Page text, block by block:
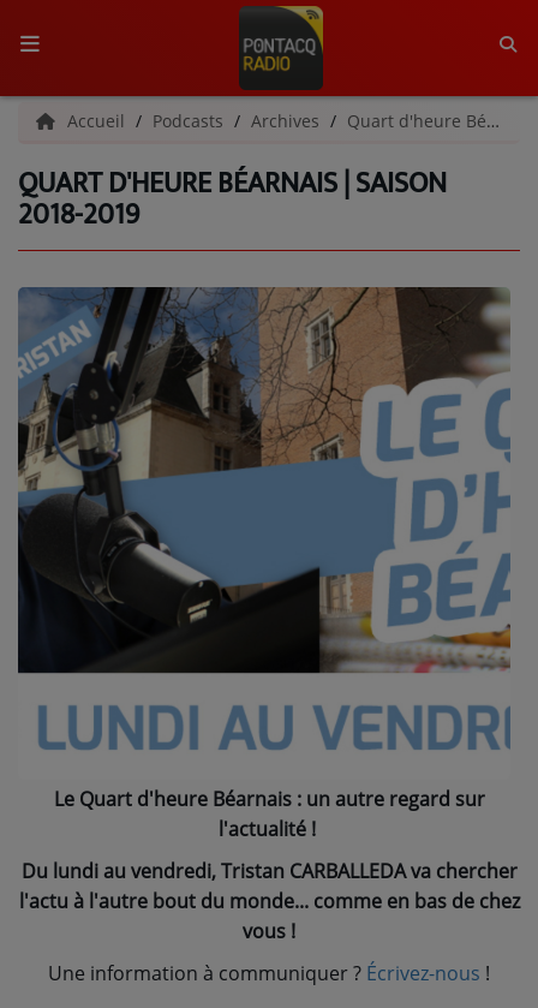
ACCUEIL
RADIO
L'ÉQUIPE
GRILLE DES PROGRAMMES
C'ÉTAIT QUOI CE TITRE ?
MÉDIAS
PODCASTS - SAISON 2026/2027
NOS PROGRAMMES COURTS
ARCHIVES - SAISONS PASSÉES
VOS ÉMISSIONS EN IMAGES
VOTRE PUBLICITÉ SUR PONTACQ RADIO
LOCATION DE STUDIOS
ÉDUCATION AUX MÉDIAS ET À
L'INFORMATION
EN QUOI ÇA CONSISTE ?
Accueil Podcasts Archives Quart d'heure Béarnais | Archives
QUART D'HEURE BÉARNAIS | SAISON
2018-2019
Le Quart d'heure Béarnais : un autre regard sur
l'actualité !
Du lundi au vendredi, Tristan CARBALLEDA va chercher
l'actu à l'autre bout du monde... comme en bas de chez
vous !
Une information à communiquer ? Écrivez-nous !